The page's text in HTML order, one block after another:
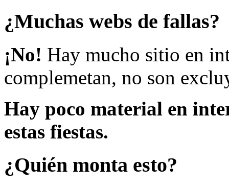
¿Muchas webs de fallas?
¡No! Hay mucho sitio en
complemetan, no son
Hay poco material en
estas fiestas.
¿Quién monta esto?